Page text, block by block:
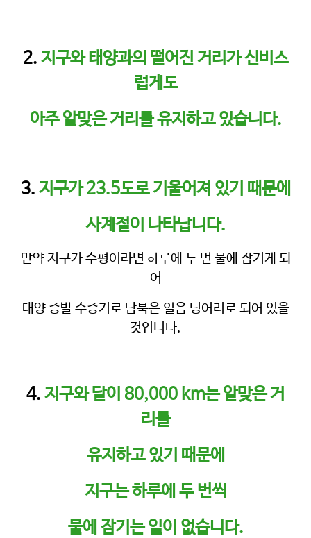
뮤
2. 지구와 태양과의 떨어진 거리가 신비스
럽게도
아주 알맞은 거리를 유지하고 있습니다.
3. 지구가 23.5도로 기울어져 있기 때문에
사계절이 나타납니다.
만약 지구가 수평이라면 하루에 두 번 물에 잠기게 되
어
대양 증발 수증기로 남북은 얼음 덩어리로 되어 있을
것입니다.
4. 지구와 달이 80,000 km는 알맞은 거
리를
유지하고 있기 때문에
지구는 하루에 두 번씩
물에 잠기는 일이 없습니다.